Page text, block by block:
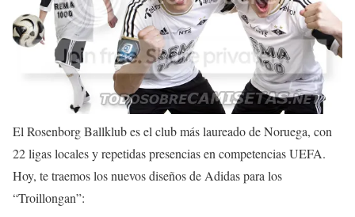
El Rosenborg Ballklub es el club más laureado de Noruega, con
22 ligas locales y repetidas presencias en competencias UEFA.
Hoy, te traemos los nuevos diseños de Adidas para los
“Troillongan”: